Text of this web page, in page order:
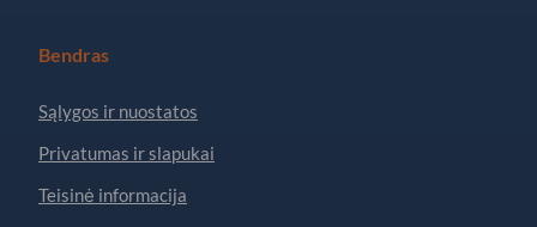
Bendras
Sąlygos ir nuostatos
Privatumas ir slapukai
Teisinė informacija